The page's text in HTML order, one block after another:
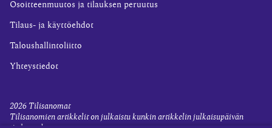
Osoitteenmuutos ja tilauksen peruutus
Tilaus- ja käyttöehdot
Taloushallintoliitto
Yhteystiedot
2026 Tilisanomat
Tilisanomien artikkelit on julkaistu kunkin artikkelin julkaisupäivän